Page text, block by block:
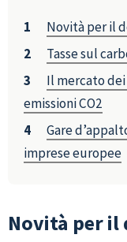
Novità per il
Tasse sul
Il mercato
emissioni CO2
Gare
imprese europee
Novità per il